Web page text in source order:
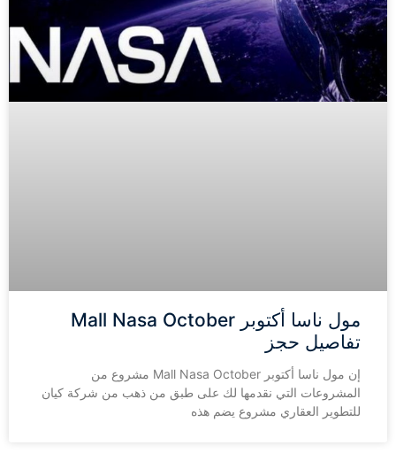
مول ناسا أكتوبر Mall Nasa October
تفاصيل حجز
إن مول ناسا أكتوبر Mall Nasa October مشروع من
المشروعات التي نقدمها لك على طبق من ذهب من شركة كيان
للتطوير العقاري مشروع يضم هذه